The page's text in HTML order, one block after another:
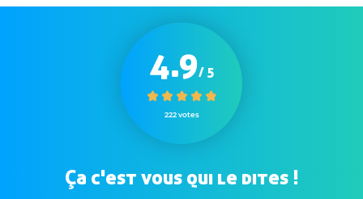
4.9/ 5
222 votes
Ça c'est vous qui le dites !